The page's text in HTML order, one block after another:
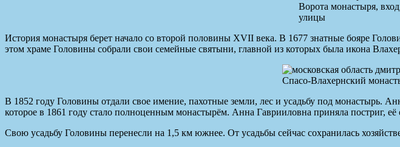
Ворота монастыря,
улицы
История монастыря берет начало со второй половины XVII века. В 1677 знатные бояре
этом храме Головины собрали свои семейные святыни, главной из которых была икона
Спасо-Влахернский
В 1852 году Головины отдали свое имение, пахотные земли, лес и усадьбу под монастырь.
которое в 1861 году стало полноценным монастырём. Анна Гаврииловна приняла постриг,
Свою усадьбу Головины перенесли на 1,5 км южнее. От усадьбы сейчас сохранилась